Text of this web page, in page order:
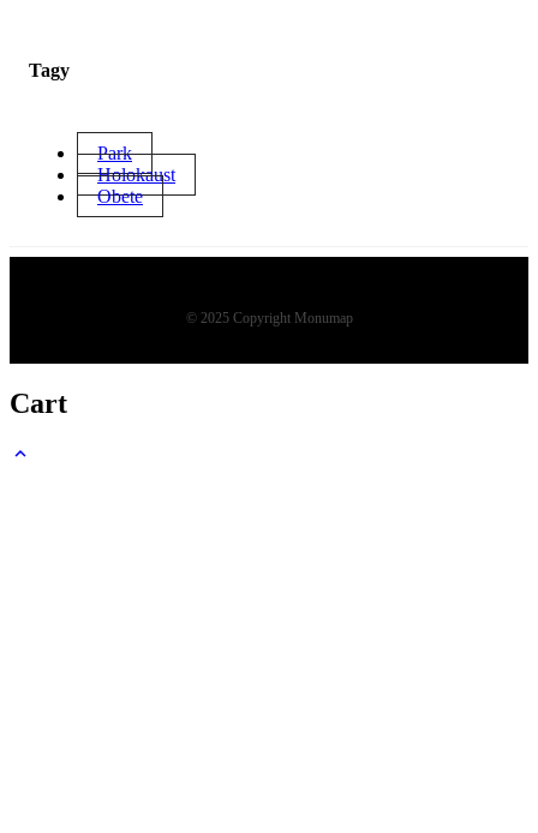
Tagy
Park
Holokaust
Obete
© 2025 Copyright Monumap
Cart